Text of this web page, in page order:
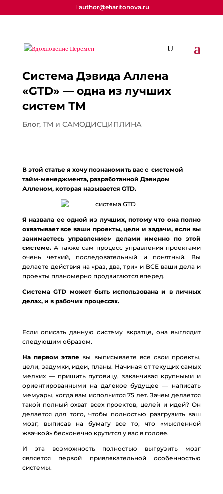
author@eharitonova.ru
Система Дэвида Аллена
«GTD» — одна из лучших
систем ТМ
Блог, ТМ и САМОДИСЦИПЛИНА
В этой статье я хочу познакомить вас с системой
тайм-менеджмента, разработанной Дэвидом
Алленом, которая называется GTD.
Я назвала ее одной из лучших, потому что она полно
охватывает все ваши проекты, цели и задачи, если вы
занимаетесь управлением делами именно по этой
системе.А также сам процесс управления проектами
очень четкий, последовательный и понятный. Вы
делаете действия на «раз, два, три» и ВСЕ ваши дела и
проекты планомерно продвигаются вперед.
СистемаGTD может быть использована и в личных
делах, и в рабочих процессах.
Если описать данную систему вкратце, она выглядит
следующим образом.
На первом этапе вы выписываете все свои проекты,
цели, задумки, идеи, планы. Начиная от текущих самых
мелких — пришить пуговицу, заканчивая крупными и
ориентированными на далекое будущее — написать
мемуары, когда вам исполнится 75 лет. Зачем делается
такой полный охват всех проектов, целей и идей? Он
делается для того, чтобы полностью разгрузить ваш
мозг, выписав на бумагу все то, что «мысленной
жвачкой» бесконечно крутится у вас в голове.
И эта возможность полностью выгрузить мозг
является первой привлекательной особенностью
системы.